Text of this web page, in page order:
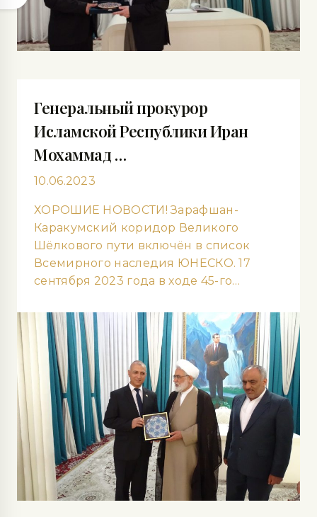
Генеральный прокурор
Исламской Республики Иран
Мохаммад …
10.06.2023
ХОРОШИЕ НОВОСТИ! Зарафшан-
Каракумский коридор Великого
Шёлкового пути включён в список
Всемирного наследия ЮНЕСКО. 17
сентября 2023 года в ходе 45-го…